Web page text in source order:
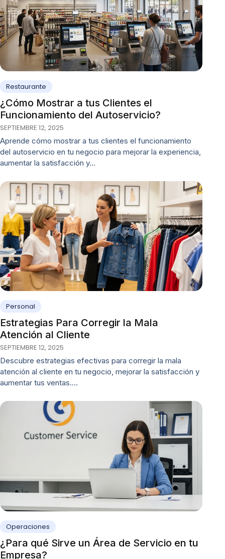
Restaurante
¿Cómo Mostrar a tus Clientes el
Funcionamiento del Autoservicio?
SEPTIEMBRE 12, 2025
Aprende cómo mostrar a tus clientes el funcionamiento
del autoservicio en tu negocio para mejorar la experiencia,
aumentar la satisfacción y…
Personal
Estrategias Para Corregir la Mala
Atención al Cliente
SEPTIEMBRE 12, 2025
Descubre estrategias efectivas para corregir la mala
atención al cliente en tu negocio, mejorar la satisfacción y
aumentar tus ventas.…
Operaciones
¿Para qué Sirve un Área de Servicio en tu
Empresa?